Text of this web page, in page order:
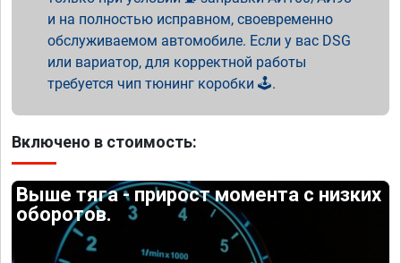
и на полностью исправном, своевременно
обслуживаемом автомобиле. Если у вас DSG
или вариатор, для корректной работы
требуется чип тюнинг коробки 🕹️.
Включено в стоимость:
Выше тяга - прирост момента с низких
оборотов.